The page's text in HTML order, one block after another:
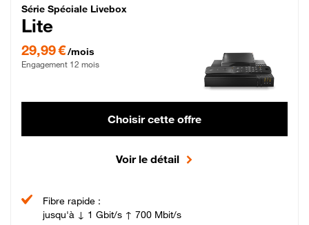
Série Spéciale Livebox Lite Fibre
Série Spéciale Livebox
Lite
29,99 €/mois
Engagement 12 mois
Choisir cette offre
Voir le détail
Fibre rapide :
jusqu'à ↓ 1 Gbit/s ↑ 700 Mbit/s